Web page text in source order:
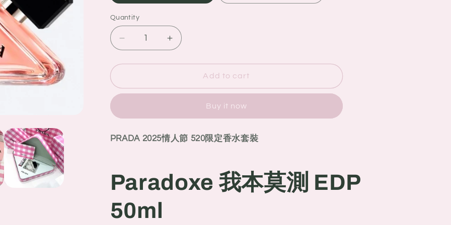
Quantity
Quantity
Decrease
quantity
for
2025
520
香
水
套
裝
Increase
quantity
for
2025
520
香
水
Add to cart
Buy it now
PRADA 2025情人節 520限定香水套裝
Paradoxe 我本莫測 EDP
50ml